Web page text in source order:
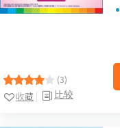
(3)
比较
收藏